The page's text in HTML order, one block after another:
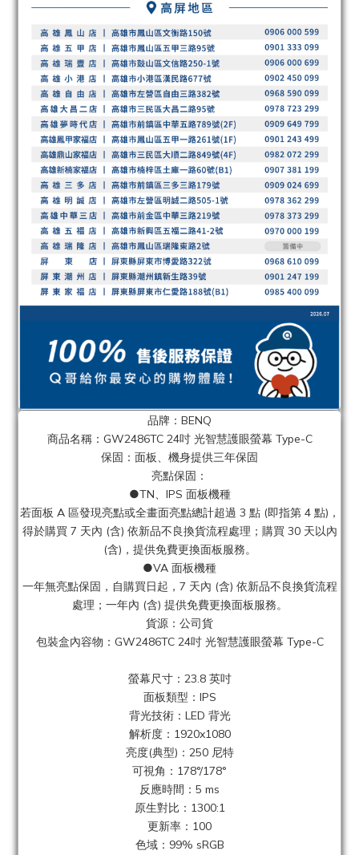
品牌：BENQ
商品名稱：GW2486TC 24吋 光智慧護眼螢幕 Type-C
保固：面板、機身提供三年保固
亮點保固：
●TN、IPS 面板機種
若面板 A 區發現亮點或全畫面亮點總計超過 3 點 (即指第 4 點)，
得於購買 7 天內 (含) 依新品不良換貨流程處理；購買 30 天以內
(含)，提供免費更換面板服務。
●VA 面板機種
一年無亮點保固，自購買日起，7 天內 (含) 依新品不良換貨流程
處理；一年內 (含) 提供免費更換面板服務。
貨源：公司貨
包裝盒內容物：GW2486TC 24吋 光智慧護眼螢幕 Type-C
螢幕尺寸：23.8 英吋
面板類型：IPS
背光技術：LED 背光
解析度：1920x1080
亮度(典型)：250 尼特
可視角：178°/178°
反應時間：5 ms
原生對比：1300:1
更新率：100
色域：99% sRGB